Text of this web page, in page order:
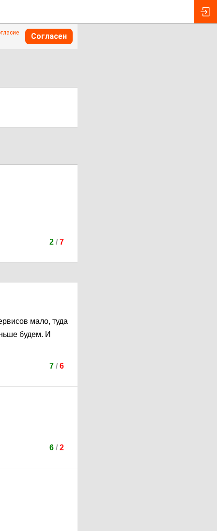
Согласен
2/ 7
мало, туда
будем. И
7/ 6
6/ 2